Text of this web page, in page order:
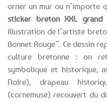
orner un mur ou n’importe
sticker breton XXL grand
illustration de l’artiste
Bonnet Rouge”. Ce dessin
culture bretonne : on
symbolique et historique,
Noire), drapeau
(cornemuse) recouvert du